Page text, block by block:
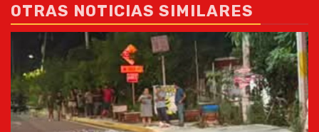
OTRAS NOTICIAS SIMILARES